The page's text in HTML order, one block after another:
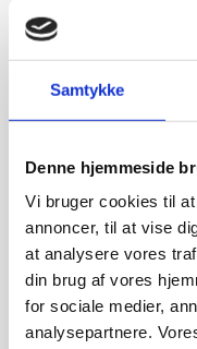
Samtykke
Denne hjemmeside
Vi bruger cookies til
annoncer, til at vise
at analysere vores
din brug af vores
for sociale medier,
analysepartnere.